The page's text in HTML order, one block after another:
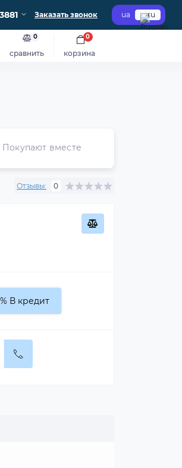
Заказать звонок ua ru
сравнить
0
корзина
0
Покупают вместе
Отзывы: 0
% В кредит